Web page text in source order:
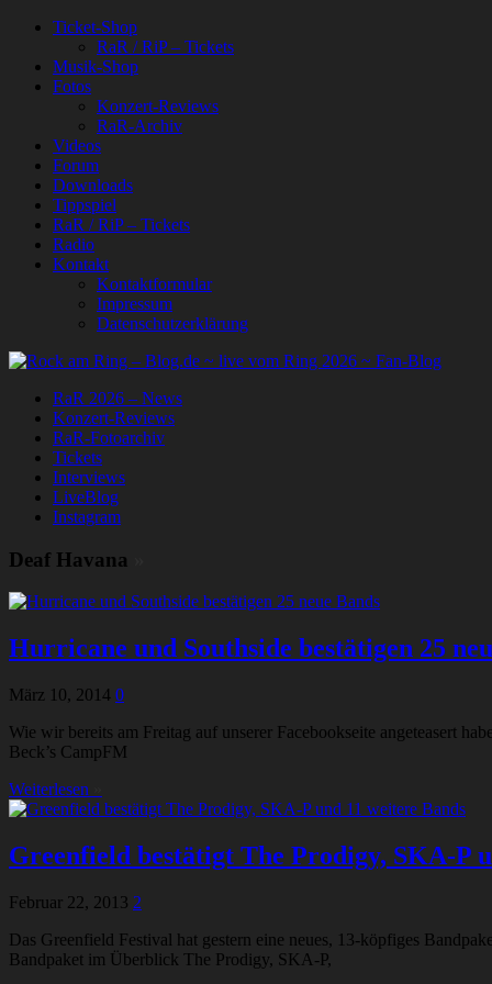
Ticket-Shop
RaR / RiP – Tickets
Musik-Shop
Fotos
Konzert-Reviews
RaR-Archiv
Videos
Forum
Downloads
Tippspiel
RaR / RiP – Tickets
Radio
Kontakt
Kontaktformular
Impressum
Datenschutzerklärung
RaR 2026 – News
Konzert-Reviews
RaR-Fotoarchiv
Tickets
Interviews
LiveBlog
Instagram
Deaf Havana
Hurricane und Southside bestätigen 25
März 10, 2014 0
Wie wir bereits am Freitag auf unserer Facebookseite angeteasert
Beck’s CampFM
Weiterlesen
Greenfield bestätigt The Prodigy, SKA-P
Februar 22, 2013 2
Das Greenfield Festival hat gestern eine neues, 13-köpfiges
Bandpaket im Überblick The Prodigy, SKA-P,